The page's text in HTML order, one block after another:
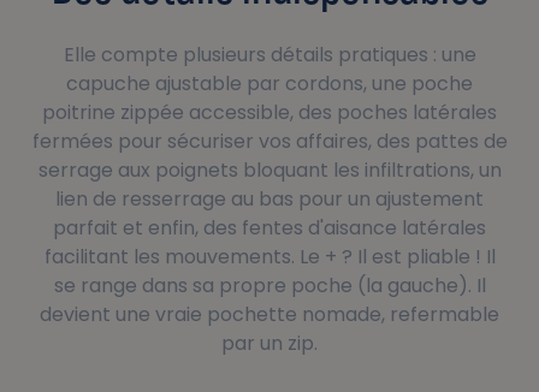
Elle compte plusieurs détails pratiques : une
capuche ajustable par cordons, une poche
poitrine zippée accessible, des poches latérales
fermées pour sécuriser vos affaires, des pattes de
serrage aux poignets bloquant les infiltrations, un
lien de resserrage au bas pour un ajustement
parfait et enfin, des fentes d'aisance latérales
facilitant les mouvements. Le + ? Il est pliable ! Il
se range dans sa propre poche (la gauche). Il
devient une vraie pochette nomade, refermable
par un zip.